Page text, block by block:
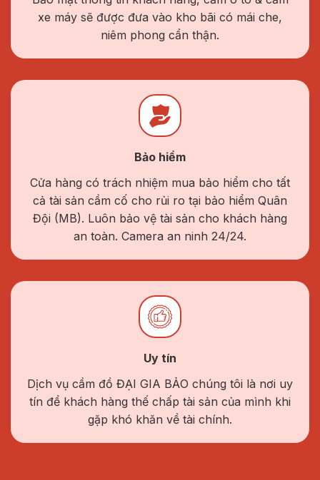
xe máy sẽ được đưa vào kho bãi có mái che,
niêm phong cẩn thận.
Bảo hiểm
Cửa hàng có trách nhiệm mua bảo hiểm cho tất
cả tài sản cầm cố cho rủi ro tại bảo hiểm Quân
Đội (MB). Luôn bảo vệ tài sản cho khách hàng
an toàn. Camera an ninh 24/24.
Uy tín
Dịch vụ cầm đồ ĐẠI GIA BẢO chúng tôi là nơi uy
tín để khách hàng thế chấp tài sản của mình khi
gặp khó khăn về tài chính.